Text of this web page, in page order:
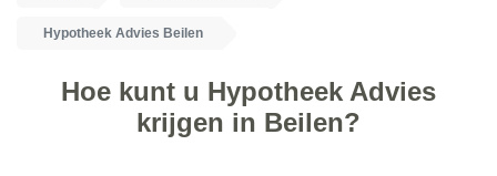
Hypotheek Advies Beilen
Hoe kunt u Hypotheek Advies
krijgen in Beilen?